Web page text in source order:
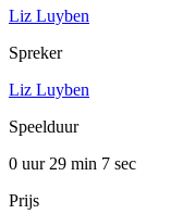
Liz Luyben
Spreker
Liz Luyben
Speelduur
0 uur 29 min 7 sec
Prijs